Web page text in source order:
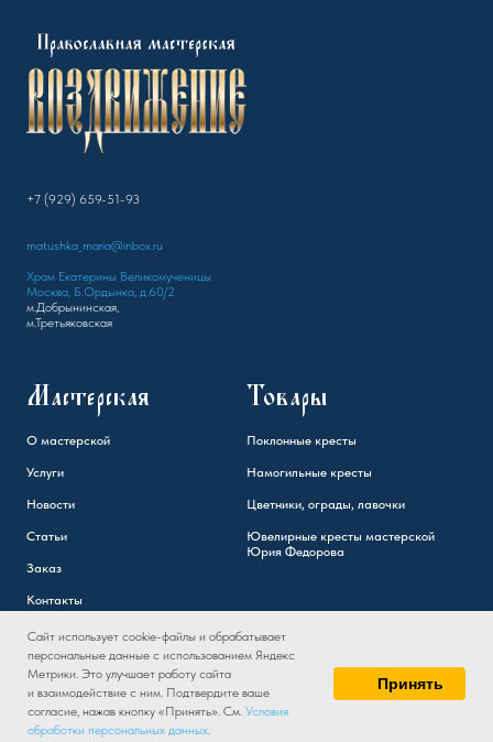
Сайт использует cookie-файлы и обрабатывает
персональные данные с использованием Яндекс
Метрики. Это улучшает работу сайта
и взаимодействие с ним. Подтвердите ваше
согласие, нажав кнопку «Принять». См. Условия
обработки персональных данных.
Принять
+7 (929) 659-51-93
matushka_maria@inbox.ru
Храм Екатерины Великомученицы
Москва, Б.Ордынка, д.60/2
м.Добрынинская,
м.Третьяковская
Мастерская
О мастерской
Услуги
Новости
Статьи
Заказ
Контакты
Товары
Поклонные кресты
Намогильные кресты
Цветники, ограды, лавочки
Ювелирные кресты мастерской
Юрия Федорова